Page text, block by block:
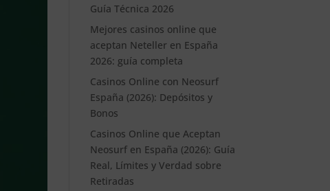
Guía Técnica 2026
Mejores casinos online que
aceptan Neteller en España
2026: guía completa
Casinos Online con Neosurf
España (2026): Depósitos y
Bonos
Casinos Online que Aceptan
Neosurf en España (2026): Guía
Real, Límites y Verdad sobre
Retiradas